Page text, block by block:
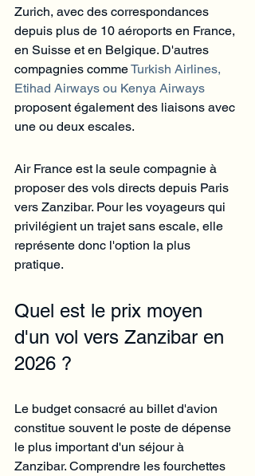
Zurich, avec des correspondances
depuis plus de 10 aéroports en France,
en Suisse et en Belgique. D'autres
compagnies comme Turkish Airlines,
Etihad Airways ou Kenya Airways
proposent également des liaisons avec
une ou deux escales.
Air France est la seule compagnie à
proposer des vols directs depuis Paris
vers Zanzibar. Pour les voyageurs qui
privilégient un trajet sans escale, elle
représente donc l'option la plus
pratique.
Quel est le prix moyen
d'un vol vers Zanzibar en
2026 ?
Le budget consacré au billet d'avion
constitue souvent le poste de dépense
le plus important d'un séjour à
Zanzibar. Comprendre les fourchettes